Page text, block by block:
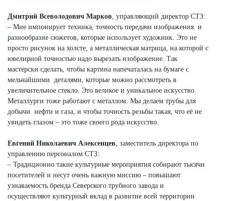
Дмитрий Всеволодович Марков, управляющий директор СТЗ:
– Мне импонирует техника, точность передачи изображения и
разнообразие сюжетов, которые использует художник. Это не
просто рисунок на холсте, а металлическая матрица, на которой с
ювелирной точностью надо вырезать изображение. Так
мастерски сделать, чтобы картина напечаталась на бумаге с
мельчайшими деталями, которые можно рассмотреть в
увеличительное стекло. Это великое и уникальное искусство.
Металлурги тоже работают с металлом. Мы делаем трубы для
добычи нефти и газа, и чтобы точность резьбы такая, что её не
увидеть глазом – это тоже своего рода искусство.
Евгений Николаевич Алексенцев, заместитель директора по
управлению персоналом СТЗ:
– Традиционно такие культурные мероприятия собирают тысячи
посетителей и несут очень важную миссию – повышают
узнаваемость бренда Северского трубного завода и
осуществляют культурный вклад в развитие всей территории